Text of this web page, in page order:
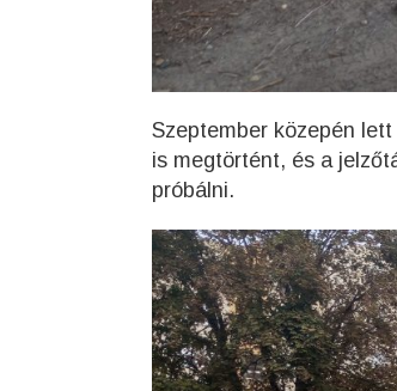
Szeptember közepén
is megtörtént, és a
próbálni.